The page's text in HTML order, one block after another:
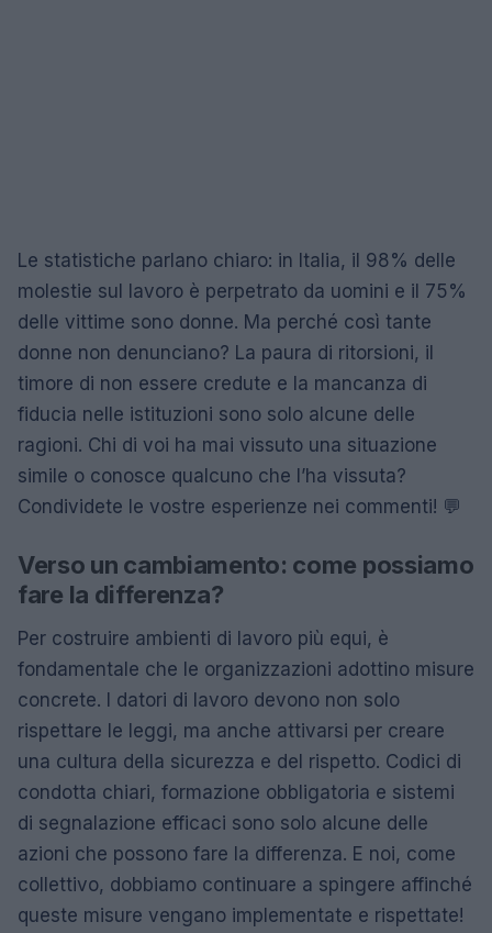
Le statistiche parlano chiaro: in Italia, il 98% delle
molestie sul lavoro è perpetrato da uomini e il 75%
delle vittime sono donne. Ma perché così tante
donne non denunciano? La paura di ritorsioni, il
timore di non essere credute e la mancanza di
fiducia nelle istituzioni sono solo alcune delle
ragioni. Chi di voi ha mai vissuto una situazione
simile o conosce qualcuno che l’ha vissuta?
Condividete le vostre esperienze nei commenti! 💬
Verso un cambiamento: come possiamo
fare la differenza?
Per costruire ambienti di lavoro più equi, è
fondamentale che le organizzazioni adottino misure
concrete. I datori di lavoro devono non solo
rispettare le leggi, ma anche attivarsi per creare
una cultura della sicurezza e del rispetto. Codici di
condotta chiari, formazione obbligatoria e sistemi
di segnalazione efficaci sono solo alcune delle
azioni che possono fare la differenza. E noi, come
collettivo, dobbiamo continuare a spingere affinché
queste misure vengano implementate e rispettate!